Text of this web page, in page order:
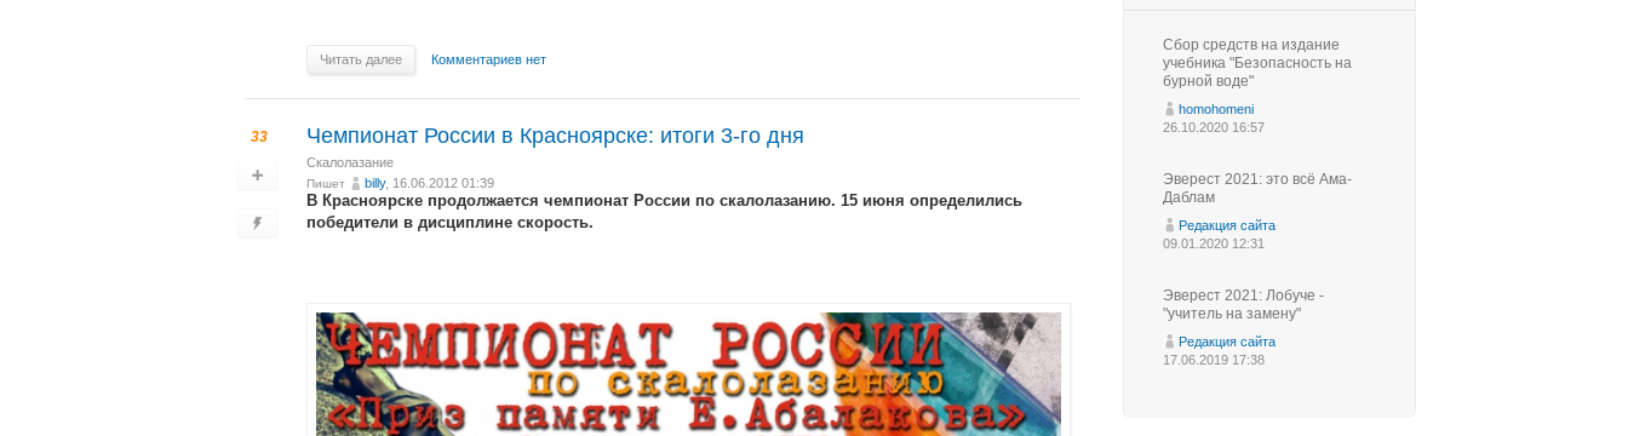
Читать далее Комментариев нет
33 Чемпионат России в Красноярске: итоги 3-го дня
Скалолазание
Пишет billy, 16.06.2012 01:39
В Красноярске продолжается чемпионат России по скалолазанию. 15 июня определились
победители в дисциплине скорость.
Сбор средств на издание
учебника "Безопасность на
бурной воде"
homohomeni
26.10.2020 16:57
Эверест 2021: это всё Ама-
Даблам
Редакция сайта
09.01.2020 12:31
Эверест 2021: Лобуче -
"учитель на замену"
Редакция сайта
17.06.2019 17:38